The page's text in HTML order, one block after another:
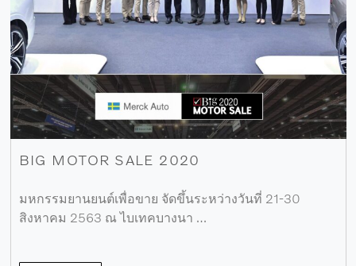
BIG MOTOR SALE 2020
มหกรรมยานยนต์เพื่อขาย จัดขึ้นระหว่างวันที่ 21-30
สิงหาคม 2563 ณ ไบเทคบางนา …